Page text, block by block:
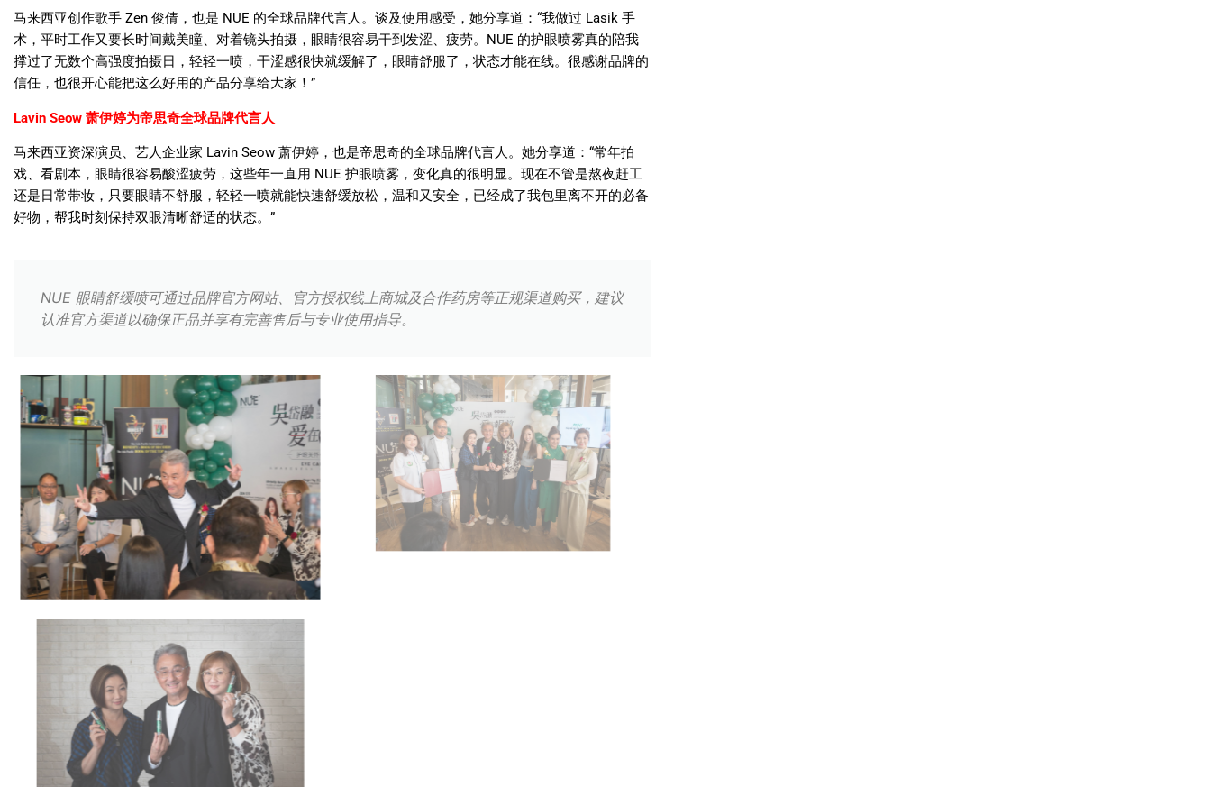
马来西亚创作歌手 Zen 俊倩，也是 NUE 的全球品牌代言人。谈及使用感受，她分享道： “我做过 Lasik 手
术，平时工作又要长时间戴美瞳、对着镜头拍摄，眼睛很容易干到发涩、疲劳。
NUE 的护眼喷雾真的陪我
撑过了无数个高强度拍摄日，轻轻一喷，干涩感很快就缓解了，眼睛舒服了，状态才能在线。很感谢品牌的
信任，也很开心能把这么好用的产品分享给大家！ ”
Lavin Seow 萧伊婷为帝思奇全球品牌代言人
马来西亚资深演员、艺人企业家 Lavin Seow 萧伊婷，也是帝思奇的全球品牌代言人。她分享道： “常年拍
戏、看剧本，眼睛很容易酸涩疲劳，这些年一直用 NUE 护眼喷雾，变化真的很明显。现在不管是熬夜赶工
还是日常带妆，只要眼睛不舒服，轻轻一喷就能快速舒缓放松，温和又安全，已经成了我包里离不开的必备
好物，帮我时刻保持双眼清晰舒适的状态。 ”
NUE 眼睛舒缓喷可通过品牌官方网站、官方授权线上商城及合作药房等正规渠道购买，建议
认准官方渠道以确保正品并享有完善售后与专业使用指导。